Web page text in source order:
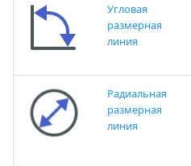
Угловая
размерная
линия
Радиальная
размерная
линия